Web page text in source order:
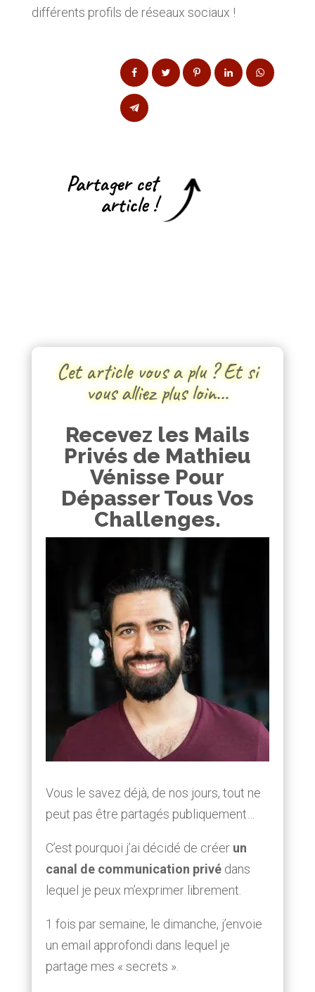
différents profils de réseaux sociaux !
Partager cet
article !
Cet article vous a plu ? Et si
vous alliez plus loin…
Recevez les Mails
Privés de Mathieu
Vénisse Pour
Dépasser Tous Vos
Challenges.
Vous le savez déjà, de nos jours, tout ne
peut pas être partagés publiquement…
C’est pourquoi j’ai décidé de créer un
canal de communication privé dans
lequel je peux m’exprimer librement.
1 fois par semaine, le dimanche, j’envoie
un email approfondi dans lequel je
partage mes « secrets ».